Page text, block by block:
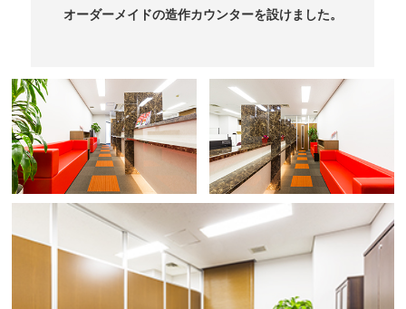
オーダーメイドの造作カウンターを設けました。